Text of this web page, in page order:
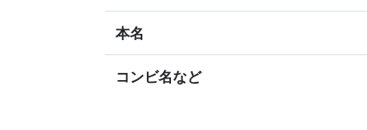
本名
コンビ名など